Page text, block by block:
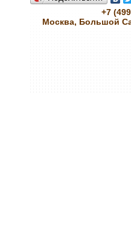
+7
Москва, Большой